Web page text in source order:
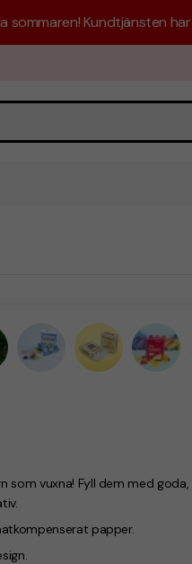
sommaren! Kundtjänsten
som vuxna! Fyll dem med
papper.